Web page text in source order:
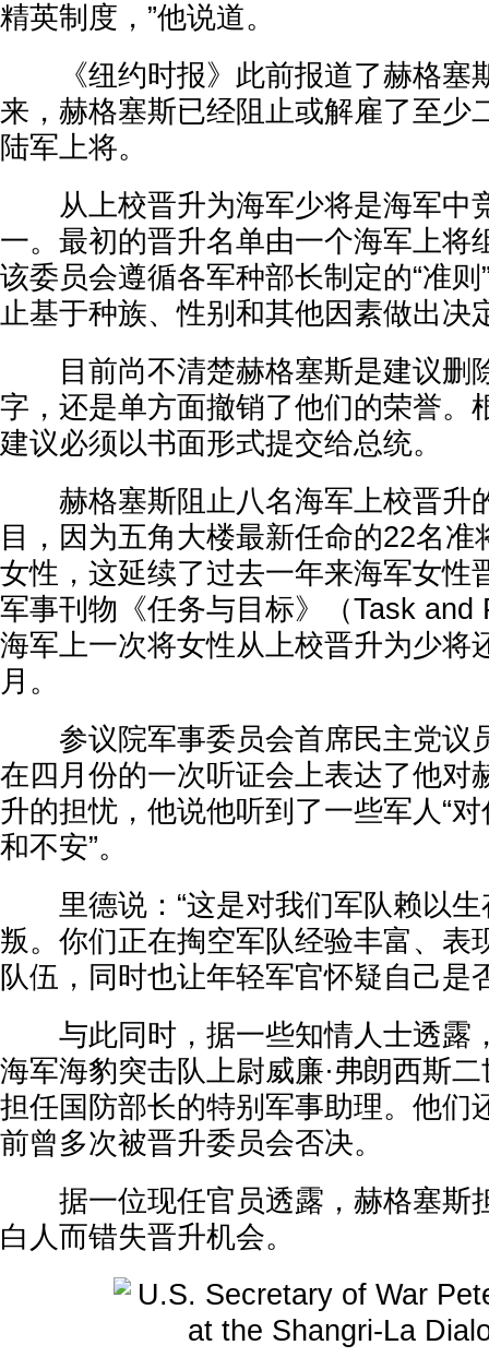
精英制度，”他说道。
《纽约时报》此前报道了赫格塞
来，赫格塞斯已经阻止或解雇了至少
陆军上将。
从上校晋升为海军少将是海军中
一。最初的晋升名单由一个海军上将
该委员会遵循各军种部长制定的“准
止基于种族、性别和其他因素做出决
目前尚不清楚赫格塞斯是建议删
字，还是单方面撤销了他们的荣誉。
建议必须以书面形式提交给总统。
赫格塞斯阻止八名海军上校晋升
目，因为五角大楼最新任命的22名准
女性，这延续了过去一年来海军女性
军事刊物《任务与目标》（Task and
海军上一次将女性从上校晋升为少将
月。
参议院军事委员会首席民主党议
在四月份的一次听证会上表达了他对
升的担忧，他说他听到了一些军人“
和不安”。
里德说：“这是对我们军队赖以生
叛。你们正在掏空军队经验丰富、表
队伍，同时也让年轻军官怀疑自己是
与此同时，据一些知情人士透露
海军海豹突击队上尉威廉·弗朗西斯
担任国防部长的特别军事助理。他们
前曾多次被晋升委员会否决。
据一位现任官员透露，赫格塞斯
白人而错失晋升机会。